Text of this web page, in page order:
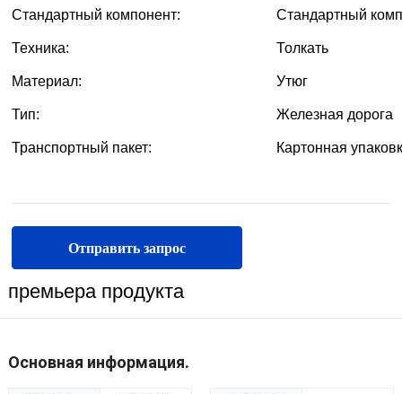
Отправить запрос
премьера продукта